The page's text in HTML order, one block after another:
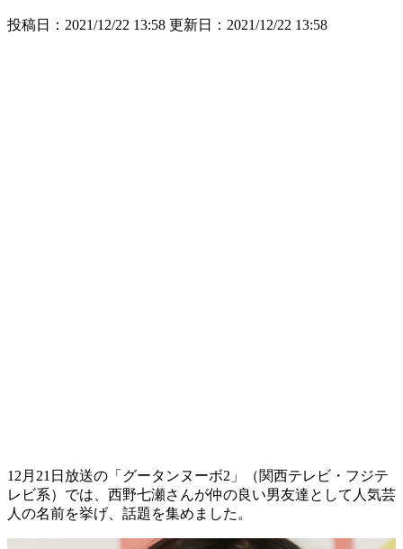
投稿日：2021/12/22 13:58 更新日： 2021/12/22 13:58
12月21日放送の「グータンヌーボ2」（関西テレビ・フジテ
レビ系）では、西野七瀬さんが仲の良い男友達として人気芸
人の名前を挙げ、話題を集めました。